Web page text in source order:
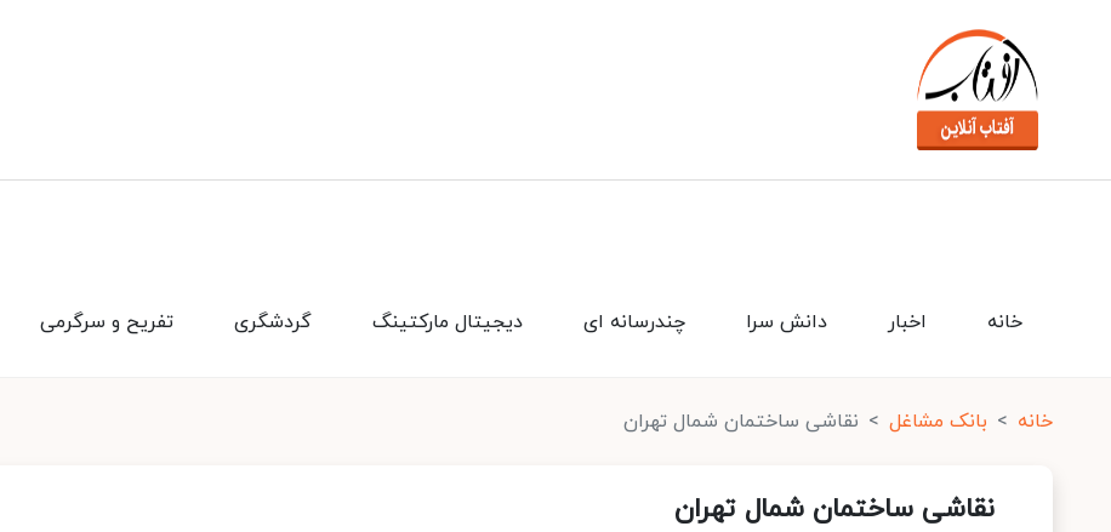
تفریح و سرگرمی گردشگری دیجیتال مارکتینگ چندرسانه ای دانش سرا اخبار خانه
خانه بانک مشاغل نقاشی ساختمان شمال تهران
نقاشی ساختمان شمال تهران